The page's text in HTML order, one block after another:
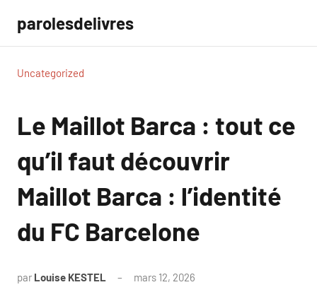
contenu
parolesdelivres
Uncategorized
Le Maillot Barca : tout ce
qu’il faut découvrir
Maillot Barca : l’identité
du FC Barcelone
par Louise KESTEL mars 12, 2026